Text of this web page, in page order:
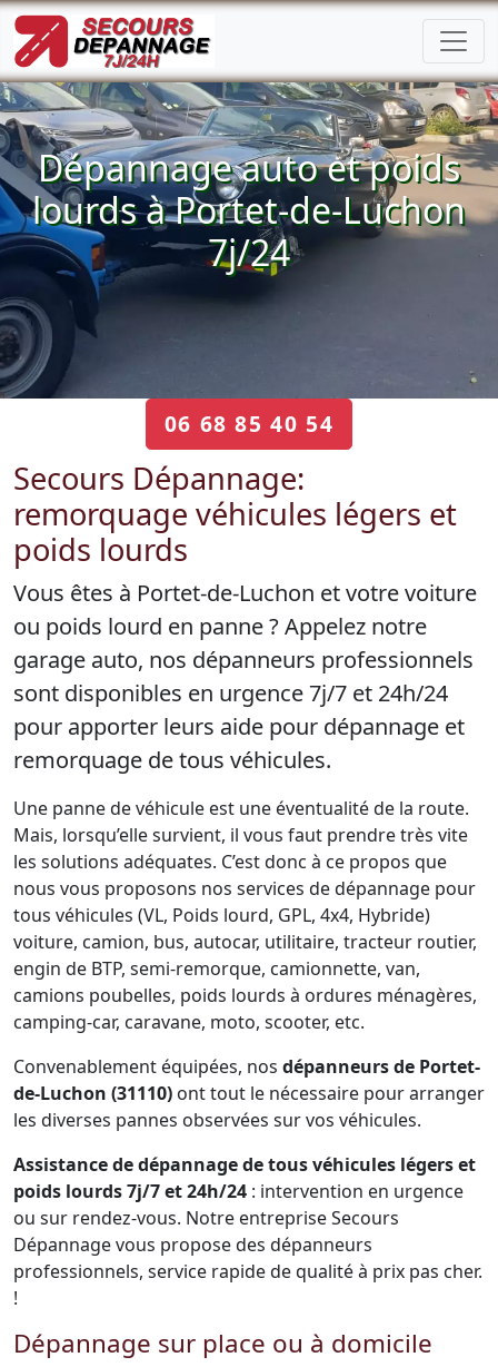
Dépannage auto et poids
lourds à Portet-de-Luchon
7j/24
06 68 85 40 54
Secours Dépannage:
remorquage véhicules légers et
poids lourds
Vous êtes à Portet-de-Luchon et votre voiture
ou poids lourd en panne ? Appelez notre
garage auto, nos dépanneurs professionnels
sont disponibles en urgence 7j/7 et 24h/24
pour apporter leurs aide pour dépannage et
remorquage de tous véhicules.
Une panne de véhicule est une éventualité de la route.
Mais, lorsqu’elle survient, il vous faut prendre très vite
les solutions adéquates. C’est donc à ce propos que
nous vous proposons nos services de dépannage pour
tous véhicules (VL, Poids lourd, GPL, 4x4, Hybride)
voiture, camion, bus, autocar, utilitaire, tracteur routier,
engin de BTP, semi-remorque, camionnette, van,
camions poubelles, poids lourds à ordures ménagères,
camping-car, caravane, moto, scooter, etc.
Convenablement équipées, nos dépanneurs de Portet-
de-Luchon (31110) ont tout le nécessaire pour arranger
les diverses pannes observées sur vos véhicules.
Assistance de dépannage de tous véhicules légers et
poids lourds 7j/7 et 24h/24 : intervention en urgence
ou sur rendez-vous. Notre entreprise Secours
Dépannage vous propose des dépanneurs
professionnels, service rapide de qualité à prix pas cher.
!
Dépannage sur place ou à domicile